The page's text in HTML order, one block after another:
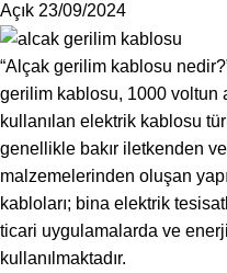
Açık 23/09/2024
“Alçak gerilim kablosu
gerilim kablosu, 1000 voltun
kullanılan elektrik kablosu
genellikle bakır iletkenden
malzemelerinden oluşan
kabloları; bina elektrik
ticari uygulamalarda ve
kullanılmaktadır.